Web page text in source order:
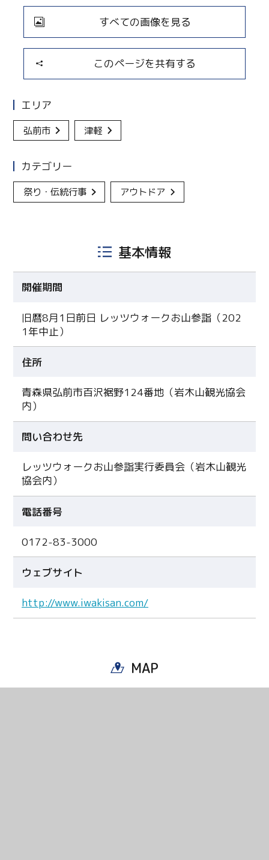
すべての画像を見る
このページを共有する
エリア
弘前市 津軽
カテゴリー
祭り・伝統行事 アウトドア
基本情報
開催期間
旧暦8月1日前日 レッツウォークお山参詣（202
1年中止）
住所
青森県弘前市百沢裾野124番地（岩木山観光協会
内）
問い合わせ先
レッツウォークお山参詣実行委員会（岩木山観光
協会内）
電話番号
0172-83-3000
ウェブサイト
http://www.iwakisan.com/
MAP